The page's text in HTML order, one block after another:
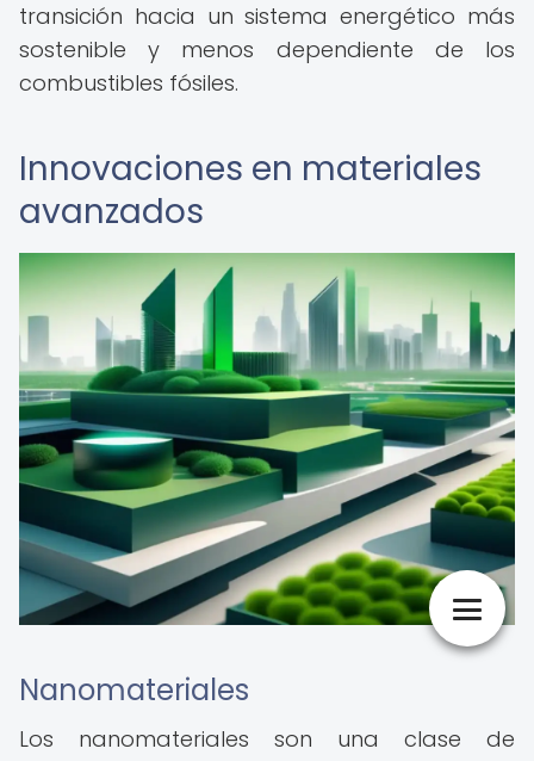
transición hacia un sistema energético más
sostenible y menos dependiente de los
combustibles fósiles.
Innovaciones en materiales
avanzados
Nanomateriales
Los nanomateriales son una clase de